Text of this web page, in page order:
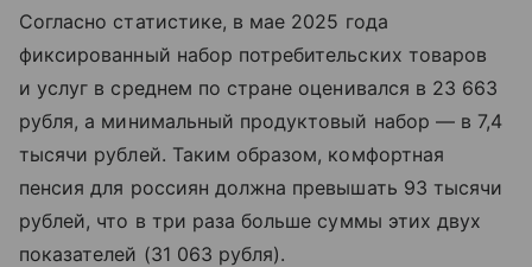
Согласно статистике, в мае 2025 года
фиксированный набор потребительских товаров
и услуг в среднем по стране оценивался в 23 663
рубля, а минимальный продуктовый набор — в 7,4
тысячи рублей. Таким образом, комфортная
пенсия для россиян должна превышать 93 тысячи
рублей, что в три раза больше суммы этих двух
показателей (31 063 рубля).